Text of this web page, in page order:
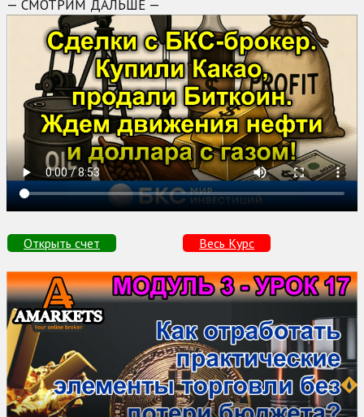
— СМОТРИМ ДАЛЬШЕ —
Открыть счет Весь Курс